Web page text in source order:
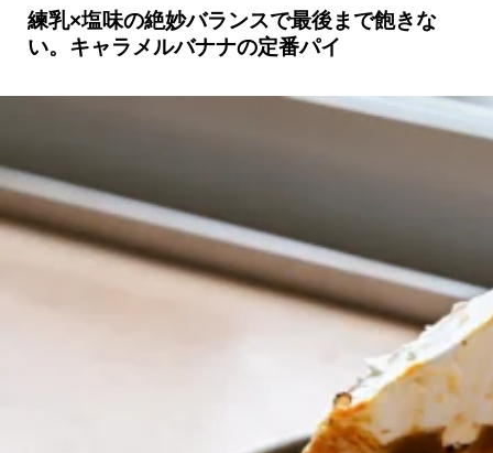
カレーが好き
私と店のはなし
今月の京みやげ
練乳×塩味の絶妙バランスで最後まで飽きな
い。キャラメルバナナの定番パイ